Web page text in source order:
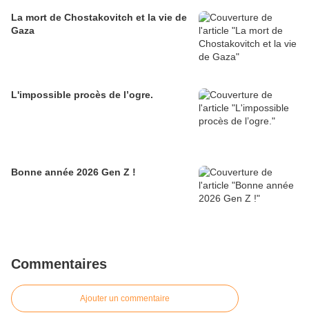
La mort de Chostakovitch et la vie de
Gaza
L'impossible procès de l’ogre.
Bonne année 2026 Gen Z !
Commentaires
Ajouter un commentaire